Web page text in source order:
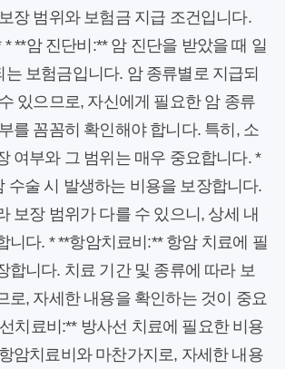
장 범위와 보험금 지급 조건입니다.
* **암 진단비:** 암 진단을 받았을 때 일
보험금입니다. 암 종류별로 지급되
있으므로, 자신에게 필요한 암 종류
를 꼼꼼히 확인해야 합니다. 특히, 소
여부와 그 범위는 매우 중요합니다. *
수술 시 발생하는 비용을 보장합니다.
보장 범위가 다를 수 있으니, 상세 내
니다. * **항암치료비:** 항암 치료에 필
합니다. 치료 기간 및 종류에 따라 보
로, 자세한 내용을 확인하는 것이 중요
치료비:** 방사선 치료에 필요한 비용
암치료비와 마찬가지로, 자세한 내용